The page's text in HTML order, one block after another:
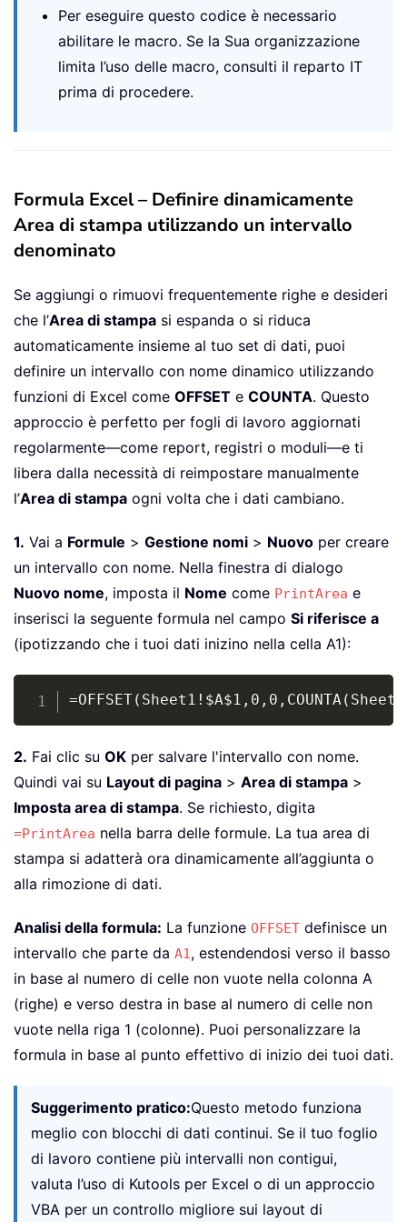
Per eseguire questo codice è necessario
abilitare le macro. Se la Sua organizzazione
limita l’uso delle macro, consulti il reparto IT
prima di procedere.
Formula Excel – Definire dinamicamente
Area di stampa utilizzando un intervallo
denominato
Se aggiungi o rimuovi frequentemente righe e desideri
che l’Area di stampa si espanda o si riduca
automaticamente insieme al tuo set di dati, puoi
definire un intervallo con nome dinamico utilizzando
funzioni di Excel come OFFSET e COUNTA. Questo
approccio è perfetto per fogli di lavoro aggiornati
regolarmente—come report, registri o moduli—e ti
libera dalla necessità di reimpostare manualmente
l’Area di stampa ogni volta che i dati cambiano.
1. Vai a Formule > Gestione nomi > Nuovo per creare
un intervallo con nome. Nella finestra di dialogo
Nuovo nome, imposta il Nome come PrintArea e
inserisci la seguente formula nel campo Si riferisce a
(ipotizzando che i tuoi dati inizino nella cella A1):
Copy
2. Fai clic su OK per salvare l'intervallo con nome.
Quindi vai su Layout di pagina > Area di stampa >
Imposta area di stampa. Se richiesto, digita
=PrintArea nella barra delle formule. La tua area di
stampa si adatterà ora dinamicamente all’aggiunta o
alla rimozione di dati.
Analisi della formula: La funzione OFFSET definisce un
intervallo che parte da A1, estendendosi verso il basso
in base al numero di celle non vuote nella colonna A
(righe) e verso destra in base al numero di celle non
vuote nella riga 1 (colonne). Puoi personalizzare la
formula in base al punto effettivo di inizio dei tuoi dati.
Suggerimento pratico:Questo metodo funziona
meglio con blocchi di dati continui. Se il tuo foglio
di lavoro contiene più intervalli non contigui,
valuta l’uso di Kutools per Excel o di un approccio
VBA per un controllo migliore sui layout di